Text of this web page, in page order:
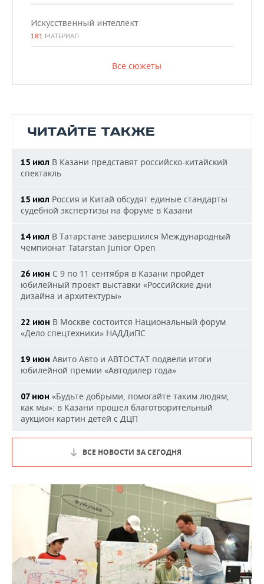
Искусственный интеллект
181 МАТЕРИАЛ
Все сюжеты
ЧИТАЙТЕ ТАКЖЕ
15 июл В Казани представят российско-китайский
спектакль
15 июл Россия и Китай обсудят единые стандарты
судебной экспертизы на форуме в Казани
14 июл В Татарстане завершился Международный
чемпионат Tatarstan Junior Open
26 июн С 9 по 11 сентября в Казани пройдет
юбилейный проект выставки «Российские дни
дизайна и архитектуры»
22 июн В Москве состоится Национальный форум
«Дело спецтехники» НАДДиПС
19 июн Авито Авто и АВТОСТАТ подвели итоги
юбилейной премии «Автодилер года»
07 июн «Будьте добрыми, помогайте таким людям,
как мы»: в Казани прошел благотворительный
аукцион картин детей с ДЦП
ВСЕ НОВОСТИ ЗА СЕГОДНЯ